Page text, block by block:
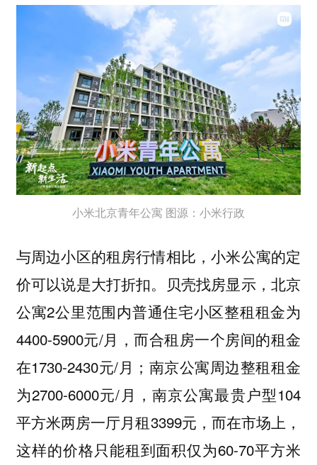
小米北京青年公寓 图源：小米行政
与周边小区的租房行情相比，小米公寓的定
价可以说是大打折扣。贝壳找房显示，北京
公寓2公里范围内普通住宅小区整租租金为
4400-5900元/月，而合租房一个房间的租金
在1730-2430元/月；南京公寓周边整租租金
为2700-6000元/月，南京公寓最贵户型104
平方米两房一厅月租3399元，而在市场上，
这样的价格只能租到面积仅为60-70平方米